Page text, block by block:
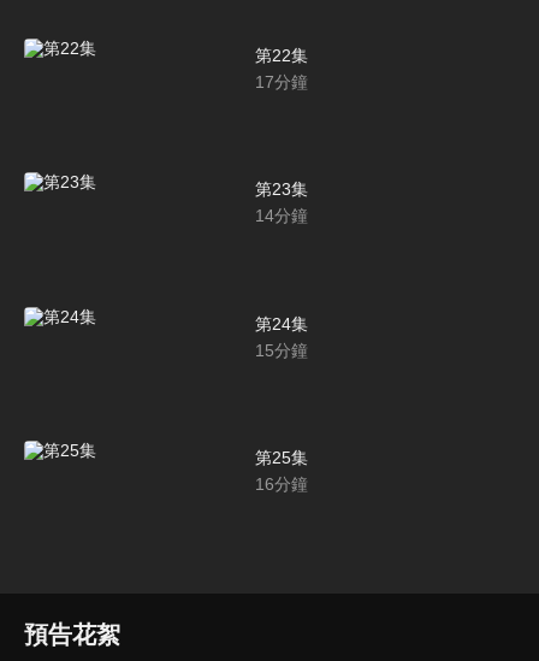
第22集
17分鐘
第23集
14分鐘
第24集
15分鐘
第25集
16分鐘
預告花絮